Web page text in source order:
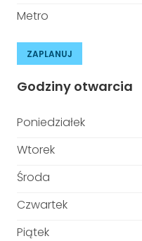
Metro
ZAPLANUJ
Godziny otwarcia
Poniedziałek
Wtorek
Środa
Czwartek
Piątek